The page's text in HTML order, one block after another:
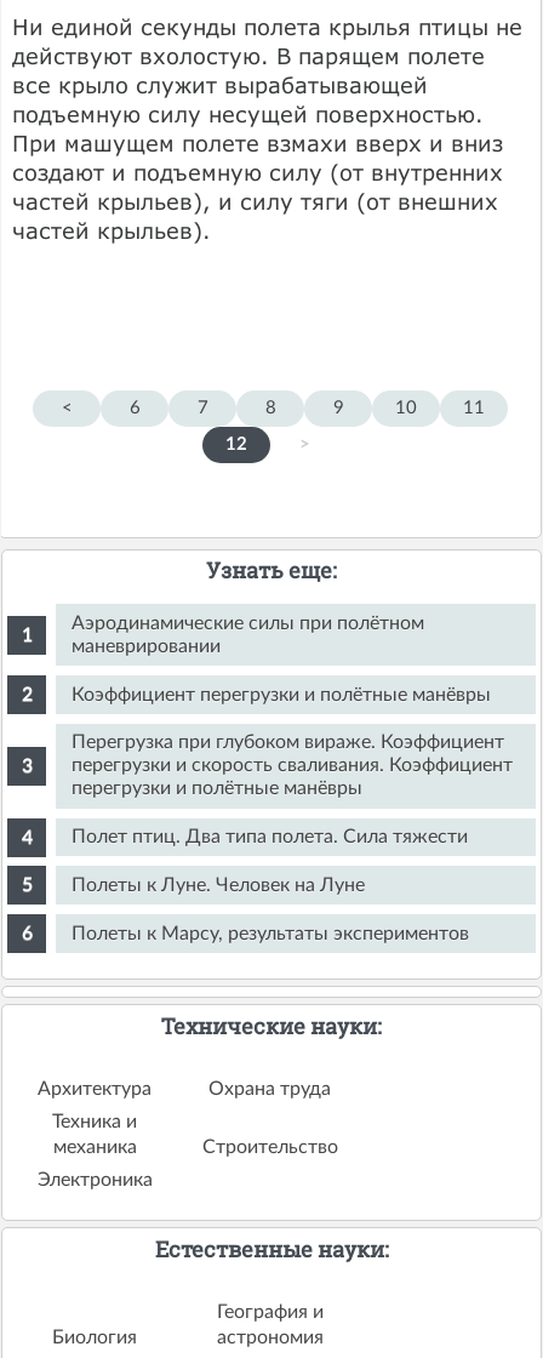
Ни единой секунды полета крылья птицы не
действуют вхолостую. В парящем полете
все крыло служит вырабатывающей
подъемную силу несущей поверхностью.
При машущем полете взмахи вверх и вниз
создают и подъемную силу (от внутренних
частей крыльев), и силу тяги (от внешних
частей крыльев).
< 6 7 8 9 10
11
12
>
Узнать еще:
Аэродинамические силы при полётном
маневрировании
Коэффициент перегрузки и полётные манёвры
Перегрузка при глубоком вираже. Коэффициент
перегрузки и скорость сваливания. Коэффициент
перегрузки и полётные манёвры
Полет птиц. Два типа полета. Сила тяжести
Полеты к Луне. Человек на Луне
Полеты к Марсу, результаты экспериментов
Технические науки:
Архитектура
Охрана труда
Техника и
механика
Строительство
Электроника
Естественные науки:
Биология
География и
астрономия